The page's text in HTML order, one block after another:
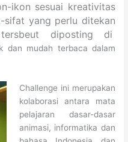
ikon sesuai kreativitas
sifat yang perlu ditekan
diposting di
dan mudah terbaca dalam
Challenge ini merupakan
kolaborasi antara mata
pelajaran dasar-dasar
animasi, informatika dan